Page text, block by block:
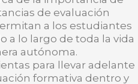
de evaluación
a los estudiantes
a lo largo de toda la vida
autónoma.
para llevar adelante
formativa dentro y